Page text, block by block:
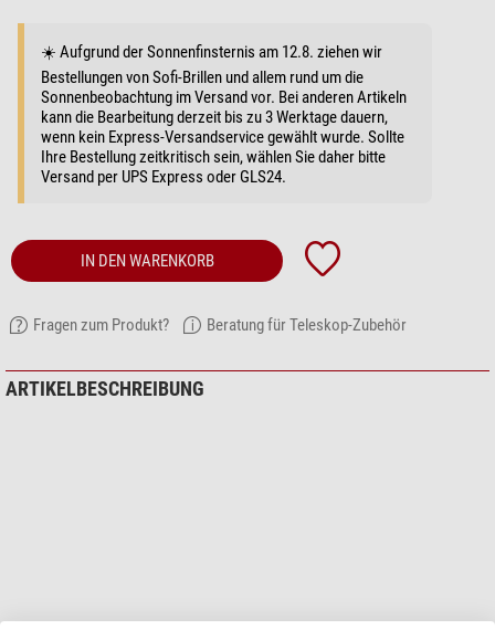
☀️ Aufgrund der Sonnenfinsternis am 12.8. ziehen wir
Bestellungen von Sofi-Brillen und allem rund um die
Sonnenbeobachtung im Versand vor. Bei anderen Artikeln
kann die Bearbeitung derzeit bis zu 3 Werktage dauern,
wenn kein Express-Versandservice gewählt wurde. Sollte
Ihre Bestellung zeitkritisch sein, wählen Sie daher bitte
Versand per UPS Express oder GLS24.
IN DEN WARENKORB
Fragen zum Produkt? Beratung für Teleskop-Zubehör
ARTIKELBESCHREIBUNG